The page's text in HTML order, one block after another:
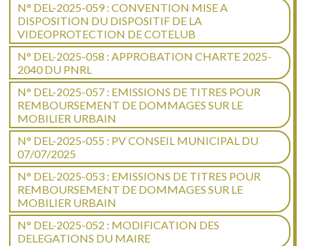
N° DEL-2025-059 : CONVENTION MISE A
DISPOSITION DU DISPOSITIF DE LA
VIDEOPROTECTION DE COTELUB
N° DEL-2025-058 : APPROBATION CHARTE 2025-
2040 DU PNRL
N° DEL-2025-057 : EMISSIONS DE TITRES POUR
REMBOURSEMENT DE DOMMAGES SUR LE
MOBILIER URBAIN
N° DEL-2025-055 : PV CONSEIL MUNICIPAL DU
07/07/2025
N° DEL-2025-053 : EMISSIONS DE TITRES POUR
REMBOURSEMENT DE DOMMAGES SUR LE
MOBILIER URBAIN
N° DEL-2025-052 : MODIFICATION DES
DELEGATIONS DU MAIRE